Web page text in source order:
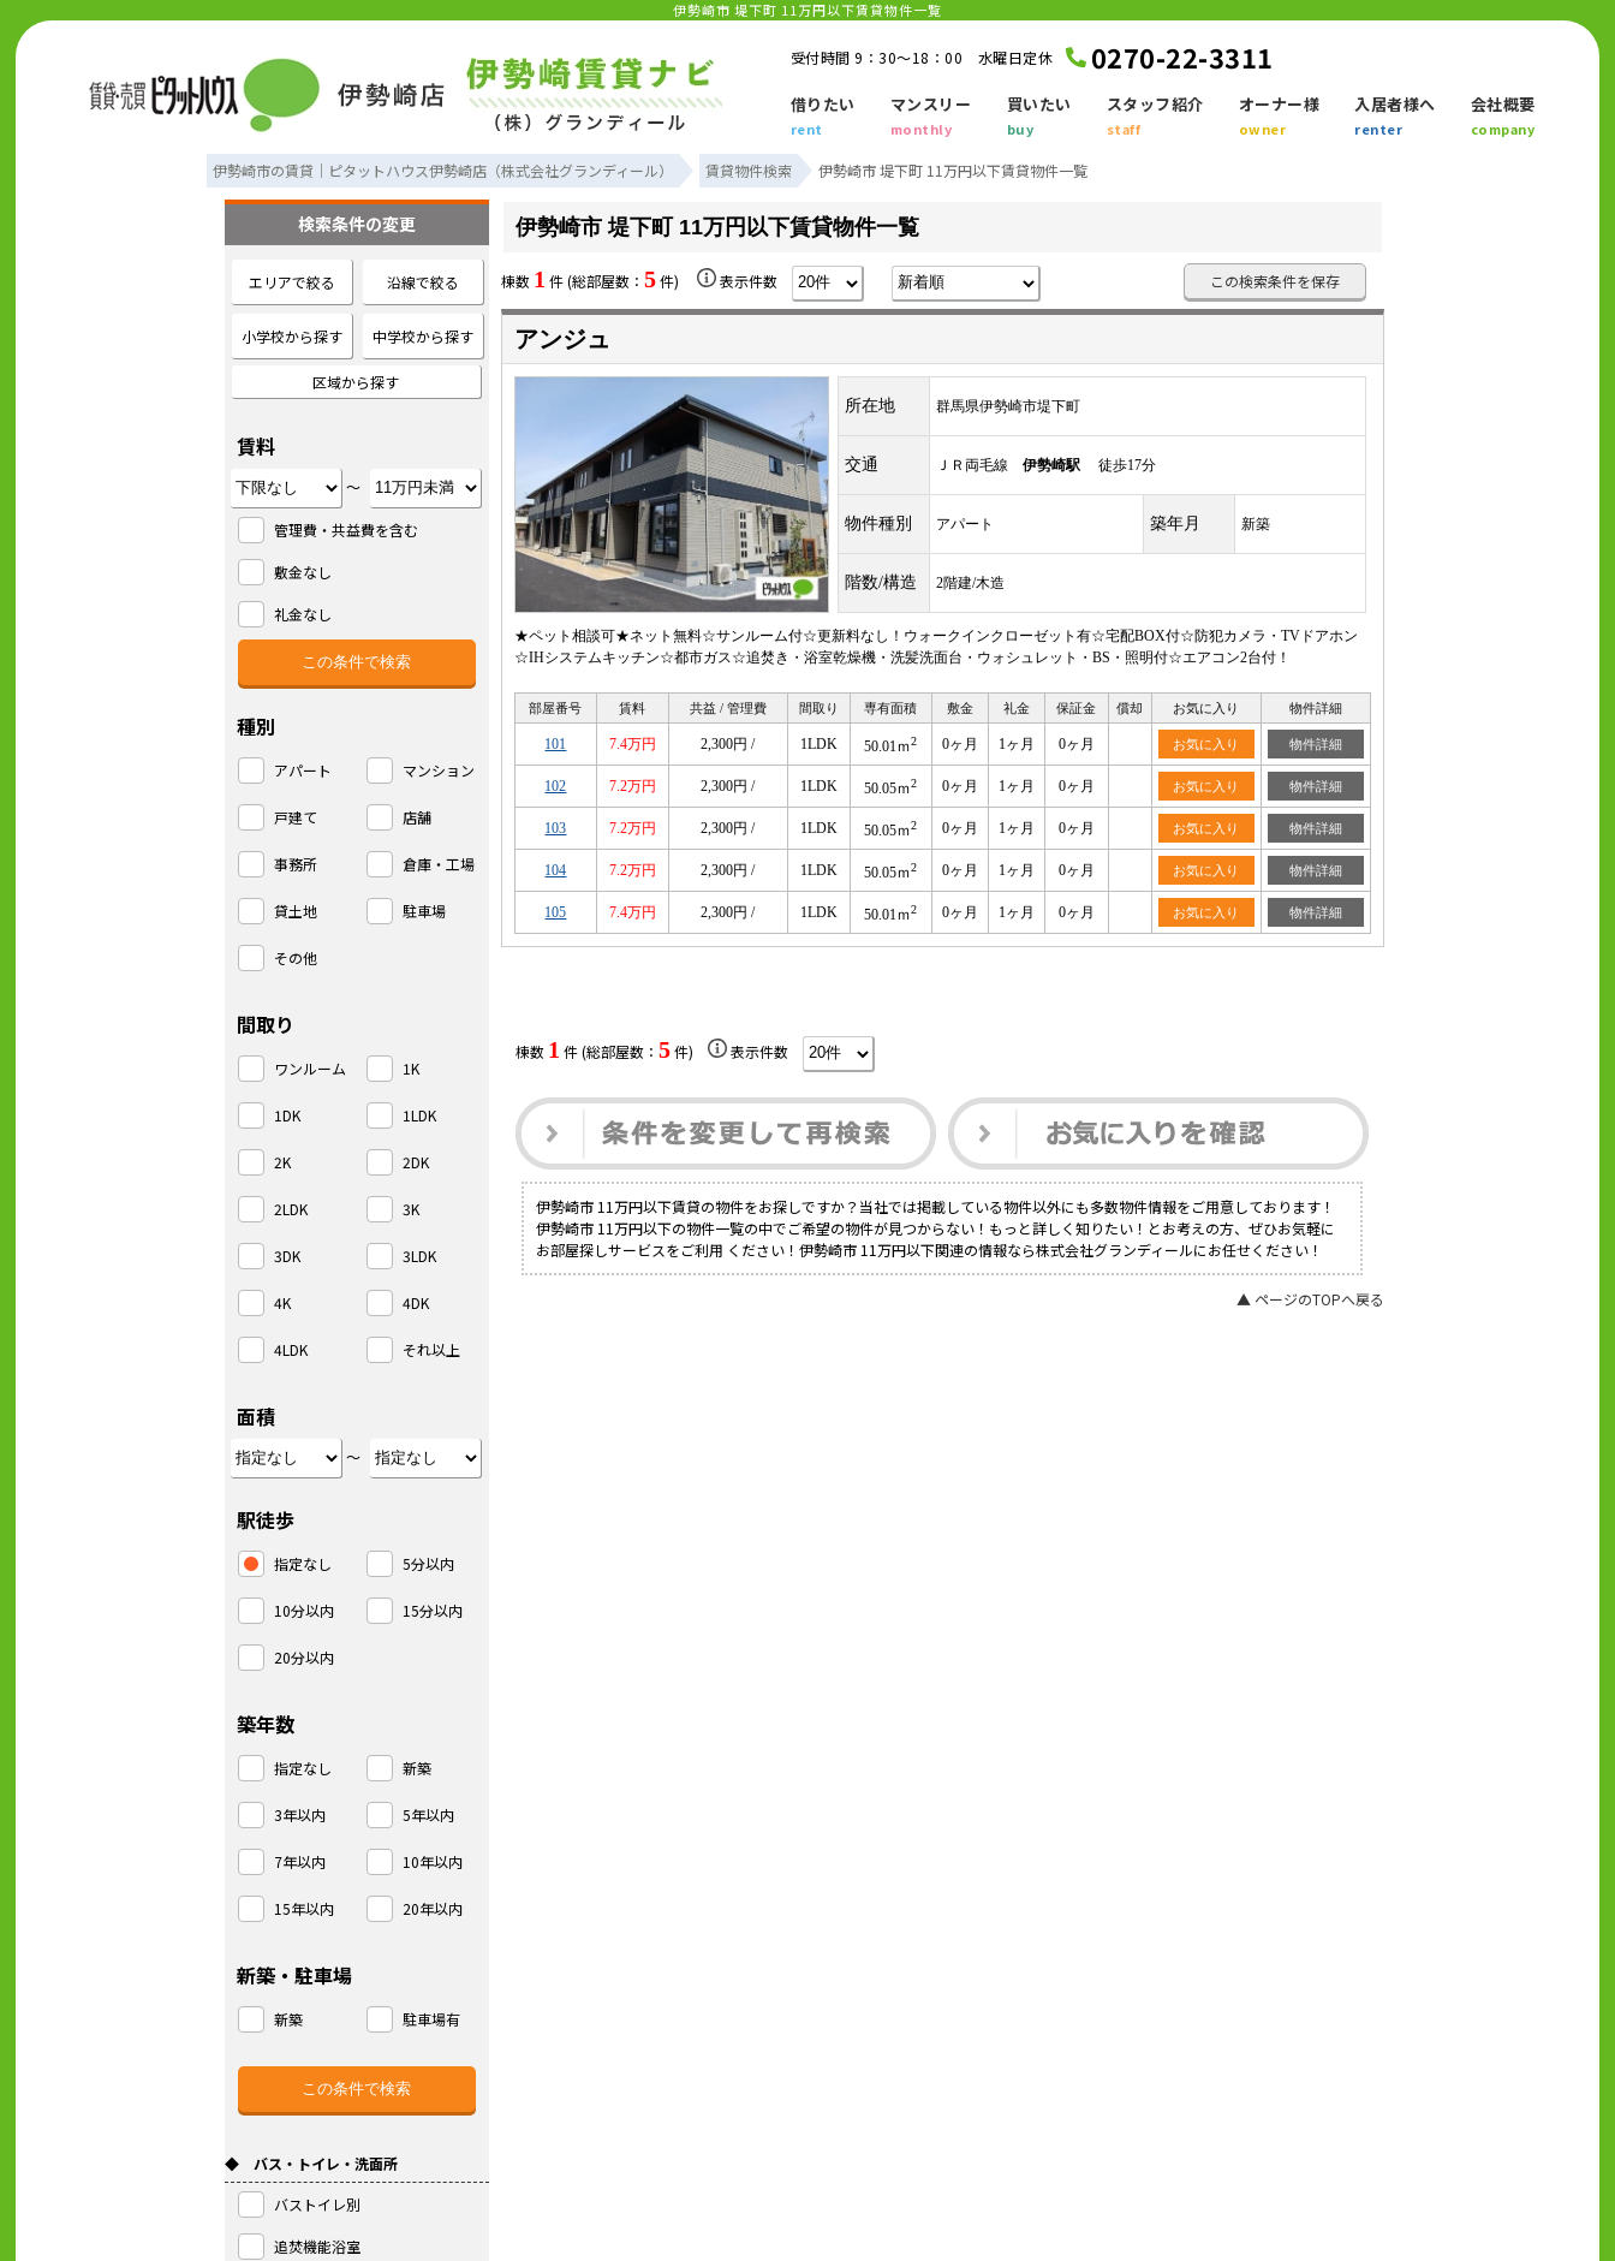
伊勢崎市 堤下町 11万円以下賃貸物件一覧
受付時間 9：30～18：00 水曜日定休 0270-22-3311
借りたい
rent
マンスリー
monthly
買いたい
buy
スタッフ紹介
staff
オーナー様
owner
入居者様へ
renter
会社概要
company
伊勢崎市の賃貸｜ピタットハウス伊勢崎店（株式会社グランディール） 賃貸物件検索 伊勢崎市 堤下町 11万円以下賃貸物件一覧
伊勢崎市 堤下町 11万円以下賃貸物件一覧
棟数 1 件 (総部屋数： 5件) 表示件数 この検索条件を保存
アンジュ
所在地 群馬県伊勢崎市堤下町
交通 ＪＲ両毛線 伊勢崎駅徒歩17分
物件種別 アパート 築年月 新築
階数/構造 2階建/木造
★ペット相談可★ネット無料☆サンルーム付☆更新料なし！ウォークインクローゼット有☆宅配BOX付☆防犯カメラ・TVドアホン
☆IHシステムキッチン☆都市ガス☆追焚き・浴室乾燥機・洗髪洗面台・ウォシュレット・BS・照明付☆エアコン2台付！
部屋番号 賃料 共益 / 管理費 間取り 専有面積 敷金 礼金 保証金 償却 お気に入り 物件詳細
101 7.4万円 2,300円 / 1LDK 50.01ｍ2 0ヶ月 1ヶ月 0ヶ月 お気に入り 物件詳細
102 7.2万円 2,300円 / 1LDK 50.05ｍ2 0ヶ月 1ヶ月 0ヶ月 お気に入り 物件詳細
103 7.2万円 2,300円 / 1LDK 50.05ｍ2 0ヶ月 1ヶ月 0ヶ月 お気に入り 物件詳細
104 7.2万円 2,300円 / 1LDK 50.05ｍ2 0ヶ月 1ヶ月 0ヶ月 お気に入り 物件詳細
105 7.4万円 2,300円 / 1LDK 50.01ｍ2 0ヶ月 1ヶ月 0ヶ月 お気に入り 物件詳細
棟数 1 件 (総部屋数：5件) 表示件数
伊勢崎市 11万円以下賃貸の物件をお探しですか？当社では掲載している物件以外にも多数物件情報をご用意しております！
伊勢崎市 11万円以下の物件一覧の中でご希望の物件が見つからない！もっと詳しく知りたい！とお考えの方、ぜひお気軽に
お部屋探しサービスをご利用 ください！伊勢崎市 11万円以下関連の情報なら株式会社グランディールにお任せください！
▲ ページのTOPへ戻る
検索条件の変更
エリアで絞る 沿線で絞る
小学校から探す 中学校から探す
区域から探す
賃料
～
管理費・共益費を含む
敷金なし
礼金なし
種別
アパート マンション
戸建て 店舗
事務所 倉庫・工場
貸土地 駐車場
その他
間取り
ワンルーム 1K
1DK 1LDK
2K 2DK
2LDK 3K
3DK 3LDK
4K 4DK
4LDK それ以上
面積
～
駅徒歩
指定なし 5分以内
10分以内 15分以内
20分以内
築年数
指定なし 新築
3年以内 5年以内
7年以内 10年以内
15年以内 20年以内
新築・駐車場
新築 駐車場有
◆ バス・トイレ・洗面所
バストイレ別
追焚機能浴室